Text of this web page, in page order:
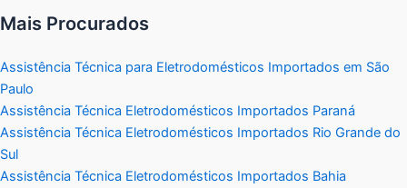
Mais Procurados
Assistência Técnica para Eletrodomésticos Importados em São
Paulo
Assistência Técnica Eletrodomésticos Importados Paraná
Assistência Técnica Eletrodomésticos Importados Rio Grande do
Sul
Assistência Técnica Eletrodomésticos Importados Bahia